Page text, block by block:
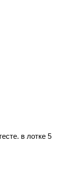
в лотке 5